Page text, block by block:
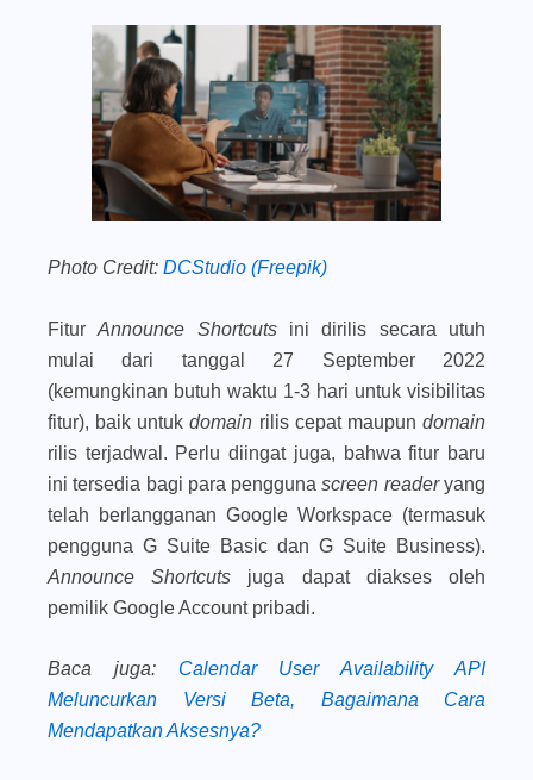
Photo Credit: DCStudio (Freepik)
FiturAnnounce Shortcuts ini dirilis secara utuh
mulai dari tanggal 27 September 2022
(kemungkinan butuh waktu 1-3 hari untuk visibilitas
fitur), baik untukdomain rilis cepat maupundomain
rilis terjadwal. Perlu diingat juga, bahwa fitur baru
ini tersedia bagi para penggunascreen readeryang
telah berlangganan Google Workspace (termasuk
pengguna G Suite Basic dan G Suite Business).
Announce Shortcuts juga dapat diakses oleh
pemilik Google Account pribadi.
Baca juga:
Calendar User Availability API
Meluncurkan Versi Beta, Bagaimana Cara
Mendapatkan Aksesnya?